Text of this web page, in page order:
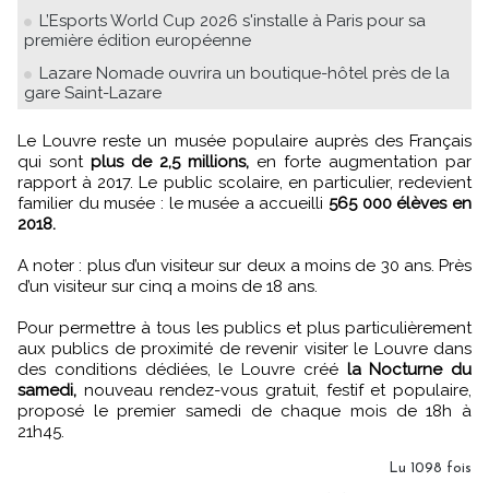
L’Esports World Cup 2026 s'installe à Paris pour sa
première édition européenne
Lazare Nomade ouvrira un boutique-hôtel près de la
gare Saint-Lazare
Le Louvre reste un musée populaire auprès des Français
qui sont plus de 2,5 millions, en forte augmentation par
rapport à 2017. Le public scolaire, en particulier, redevient
familier du musée : le musée a accueilli 565 000 élèves en
2018.
A noter : plus d’un visiteur sur deux a moins de 30 ans. Près
d’un visiteur sur cinq a moins de 18 ans.
Pour permettre à tous les publics et plus particulièrement
aux publics de proximité de revenir visiter le Louvre dans
des conditions dédiées, le Louvre crééla Nocturne du
samedi, nouveau rendez-vous gratuit, festif et populaire,
proposé le premier samedi de chaque mois de 18h à
21h45.
Lu 1098 fois